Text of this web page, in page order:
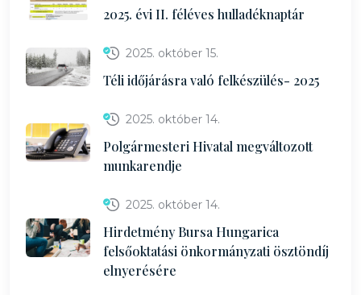
2025. évi II. féléves hulladéknaptár
2025. október 15.
Téli időjárásra való felkészülés- 2025
2025. október 14.
Polgármesteri Hivatal megváltozott
munkarendje
2025. október 14.
Hirdetmény Bursa Hungarica
felsőoktatási önkormányzati ösztöndíj
elnyerésére